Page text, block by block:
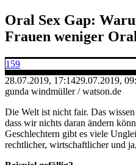
Oral Sex Gap:
Frauen weniger
159
28.07.2019, 17:1429.07.2019,
gunda windmüller / watson.de
Die Welt ist nicht fair. Das
dass wir nichts daran ändern
Geschlechtern gibt es viele
rechtlicher, wirtschaftlicher und